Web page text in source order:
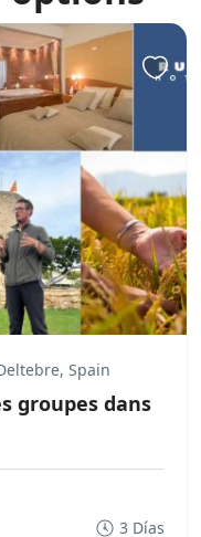
Spain
groupes dans
3 Días